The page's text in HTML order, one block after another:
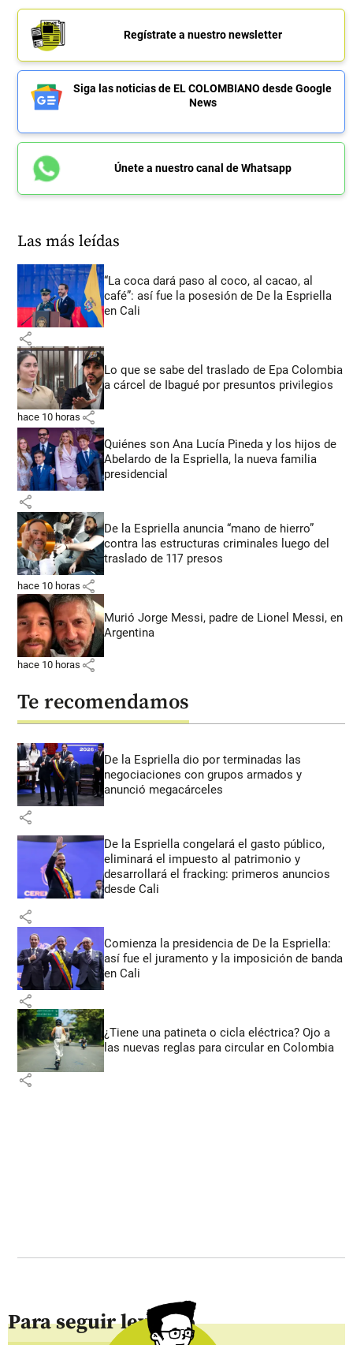
Regístrate a nuestro newsletter
Siga las noticias de EL COLOMBIANO desde Google
News
Únete a nuestro canal de Whatsapp
Las más leídas
“La coca dará paso al coco, al cacao, al
café”: así fue la posesión de De la Espriella
en Cali
share
Lo que se sabe del traslado de Epa Colombia
a cárcel de Ibagué por presuntos privilegios
hace 10 horas share
Quiénes son Ana Lucía Pineda y los hijos de
Abelardo de la Espriella, la nueva familia
presidencial
share
De la Espriella anuncia “mano de hierro”
contra las estructuras criminales luego del
traslado de 117 presos
hace 10 horas share
Murió Jorge Messi, padre de Lionel Messi, en
Argentina
hace 10 horas share
Te recomendamos
De la Espriella dio por terminadas las
negociaciones con grupos armados y
anunció megacárceles
share
De la Espriella congelará el gasto público,
eliminará el impuesto al patrimonio y
desarrollará el fracking: primeros anuncios
desde Cali
share
Comienza la presidencia de De la Espriella:
así fue el juramento y la imposición de banda
en Cali
share
¿Tiene una patineta o cicla eléctrica? Ojo a
las nuevas reglas para circular en Colombia
share
Para seguir leyendo